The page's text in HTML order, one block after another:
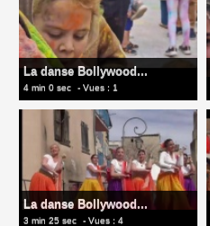
La danse Bollywood...
4 min 0 sec - Vues : 1
La danse Bollywood...
3 min 25 sec - Vues : 4